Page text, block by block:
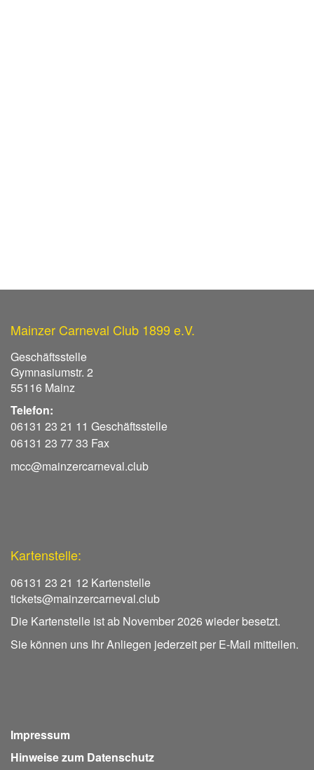
Mainzer Carneval Club 1899 e.V.
Geschäftsstelle
Gymnasiumstr. 2
55116 Mainz
Telefon:
06131 23 21 11 Geschäftsstelle
06131 23 77 33 Fax
mcc@mainzercarneval.club
Kartenstelle:
06131 23 21 12 Kartenstelle
tickets@mainzercarneval.club
Die Kartenstelle ist ab November 2026 wieder besetzt.
Sie können uns Ihr Anliegen jederzeit per E-Mail mitteilen.
Impressum
Hinweise zum Datenschutz